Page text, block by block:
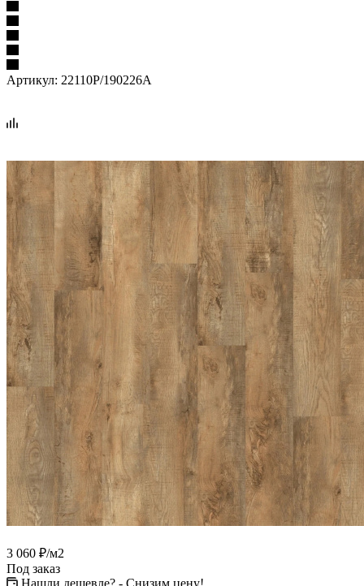
Артикул: 22110Р/190226А
3 060 ₽/м2
Под заказ
Нашли дешевле? - Снизим цену!